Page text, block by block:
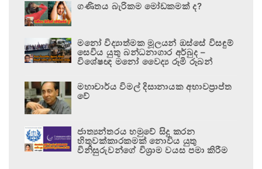
ගණිතය බැරිකම මෝඩකමක් ද?
මනෝ විද්‍යාත්මක මූලයන් ඔස්සේ විසඳුම්
සෙවිය යුතු බන්ධනාගාර අර්බුද –
විශේෂඥ මනෝ වෛද්‍ය රූමි රූබන්
මහාචාර්ය විමල් දිසානායක අභාවප්‍රාප්ත
වේ
ජාත්‍යන්තරය හමුවේ සිදු කරන
හිතුවක්කාරකමක් නොවිය යුතු
විනිසුරුවන්ගේ විශ්‍රාම වයස පමා කිරීම